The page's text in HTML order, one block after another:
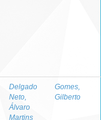
Delgado
Neto,
Álvaro
Martins
Gomes,
Gilberto